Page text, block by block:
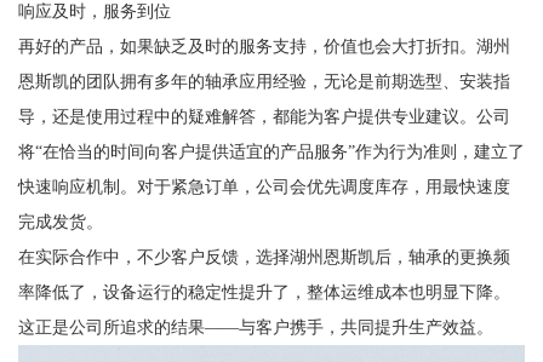
响应及时，服务到位
再好的产品，如果缺乏及时的服务支持，价值也会大打折扣。湖州
恩斯凯的团队拥有多年的轴承应用经验，无论是前期选型、安装指
导，还是使用过程中的疑难解答，都能为客户提供专业建议。公司
将“在恰当的时间向客户提供适宜的产品服务”作为行为准则，建立了
快速响应机制。对于紧急订单，公司会优先调度库存，用最快速度
完成发货。
在实际合作中，不少客户反馈，选择湖州恩斯凯后，轴承的更换频
率降低了，设备运行的稳定性提升了，整体运维成本也明显下降。
这正是公司所追求的结果——与客户携手，共同提升生产效益。